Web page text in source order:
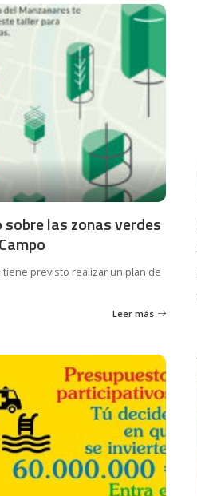
las zonas verdes
tiene previsto realizar un plan de
Leer más